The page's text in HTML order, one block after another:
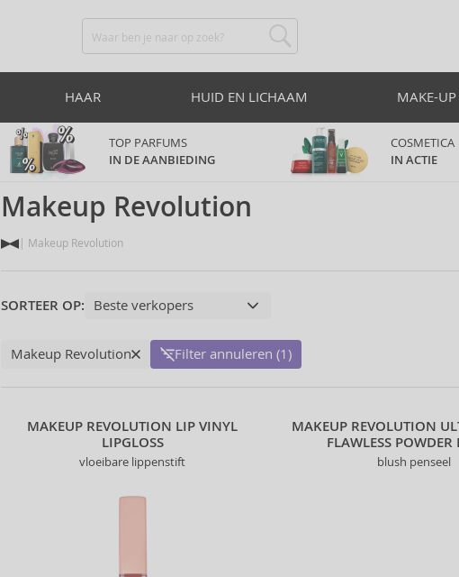
HAAR HUID EN LICHAAM MAKE-UP
TOP PARFUMS
IN DE AANBIEDING
COSMETICA
IN ACTIE
Makeup Revolution
Makeup Revolution
SORTEER OP:
Makeup Revolution Filter annuleren (1)
MAKEUP REVOLUTION LIP VINYL
LIPGLOSS
vloeibare lippenstift
MAKEUP REVOLUTION
FLAWLESS POWDER
blush penseel